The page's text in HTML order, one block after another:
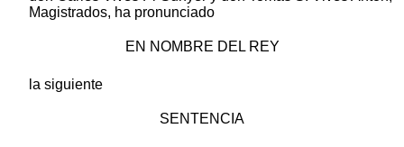
Magistrados, ha pronunciado
EN NOMBRE DEL REY
la siguiente
SENTENCIA